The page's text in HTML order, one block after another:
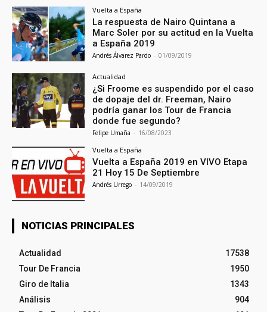
Vuelta a España
La respuesta de Nairo Quintana a
Marc Soler por su actitud en la Vuelta
a España 2019
Andrés Álvarez Pardo - 01/09/2019
Actualidad
¿Si Froome es suspendido por el caso
de dopaje del dr. Freeman, Nairo
podría ganar los Tour de Francia
donde fue segundo?
Felipe Umaña - 16/08/2023
Vuelta a España
Vuelta a España 2019 en VIVO Etapa
21 Hoy 15 De Septiembre
Andrés Urrego - 14/09/2019
NOTICIAS PRINCIPALES
Actualidad
17538
Tour De Francia
1950
Giro de Italia
1343
Análisis
904